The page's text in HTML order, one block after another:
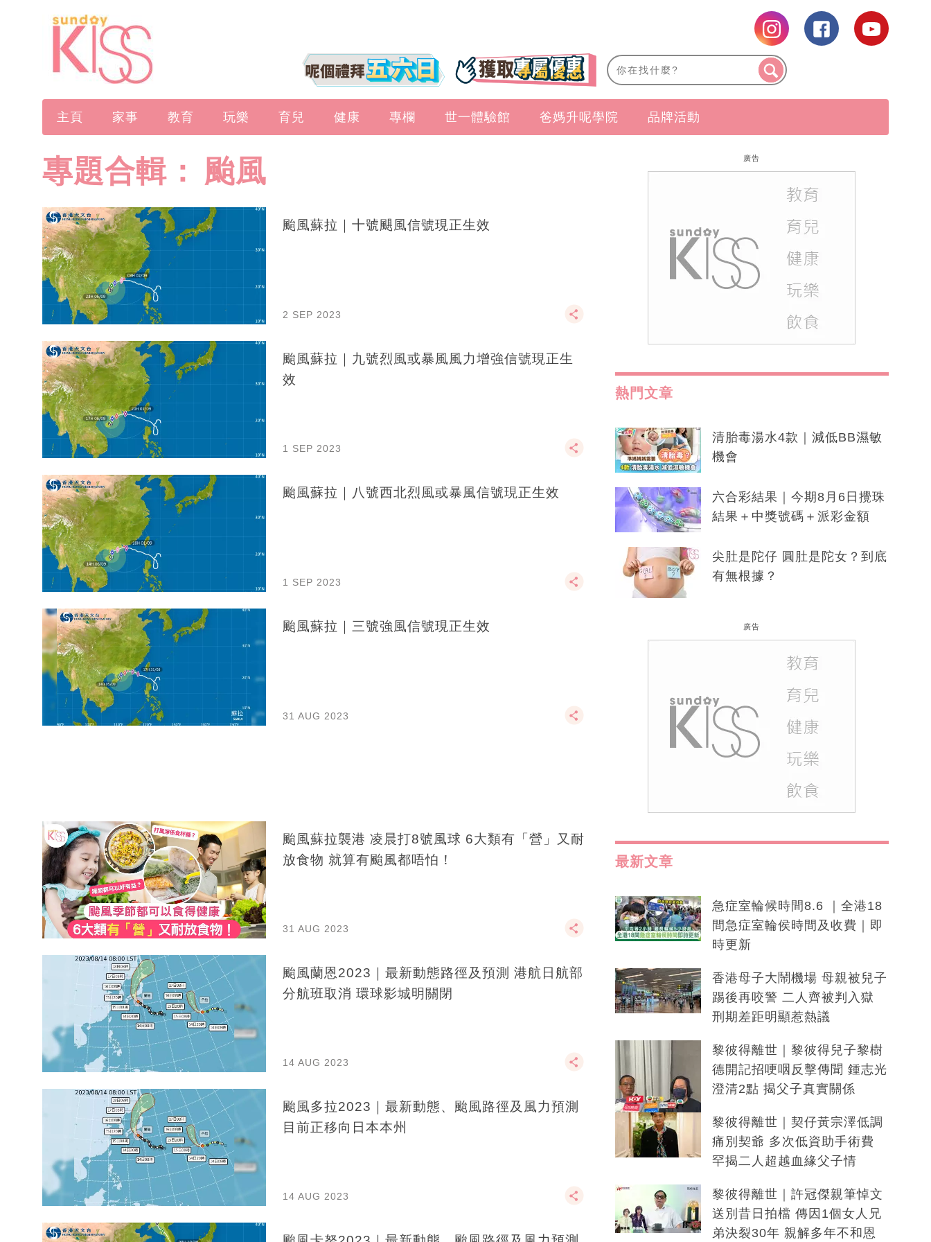
主頁 家事 教育 玩樂 育兒 健康 專欄 世一體驗館 爸媽升呢學院 品牌活動
專題合輯： 颱風
颱風蘇拉｜十號颶風信號現正生效
2 SEP 2023
颱風蘇拉｜九號烈風或暴風風力增強信號現正生
效
1 SEP 2023
颱風蘇拉｜八號西北烈風或暴風信號現正生效
1 SEP 2023
颱風蘇拉｜三號強風信號現正生效
31 AUG 2023
颱風蘇拉襲港 凌晨打8號風球 6大類有「營」又耐
放食物 就算有颱風都唔怕！
31 AUG 2023
颱風蘭恩2023｜最新動態路徑及預測 港航日航部
分航班取消 環球影城明關閉
14 AUG 2023
颱風多拉2023｜最新動態、颱風路徑及風力預測
目前正移向日本本州
14 AUG 2023
廣告
熱門文章
清胎毒湯水4款｜減低BB濕敏
機會
六合彩結果｜今期8月6日攪珠
結果＋中獎號碼＋派彩金額
尖肚是陀仔 圓肚是陀女？到底
有無根據？
廣告
最新文章
急症室輪候時間8.6 ｜全港18
間急症室輪侯時間及收費｜即
時更新
香港母子大鬧機場 母親被兒子
踢後再咬警 二人齊被判入獄
刑期差距明顯惹熱議
黎彼得離世｜黎彼得兒子黎樹
德開記招哽咽反擊傳聞 鍾志光
澄清2點 揭父子真實關係
黎彼得離世｜契仔黃宗澤低調
痛別契爺 多次低資助手術費
罕揭二人超越血緣父子情
黎彼得離世｜許冠傑親筆悼文
送別昔日拍檔 傳因1個女人兄
弟決裂30年 親解多年不和恩